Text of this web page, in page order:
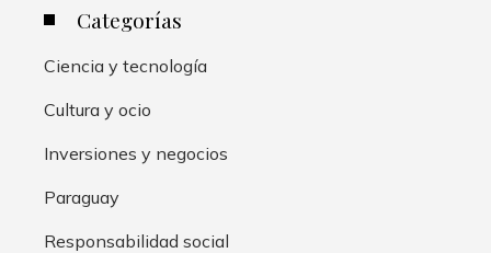
Categorías
Ciencia y tecnología
Cultura y ocio
Inversiones y negocios
Paraguay
Responsabilidad social